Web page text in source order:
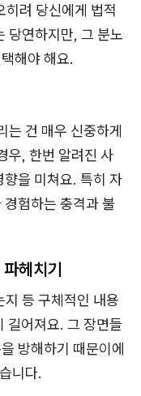
려 당신에게 법적
당연하지만, 그 분노
해야 해요.
는 건 매우 신중하게
우, 한번 알려진 사
을 미쳐요. 특히 자
험하는 충격과 불
헤치기
등 구체적인 내용
길어져요. 그 장면들
방해하기 때문이에
니다.